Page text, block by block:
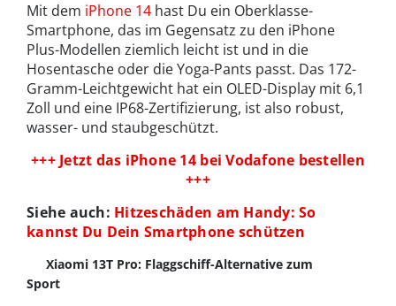
Mit dem iPhone 14 hast Du ein Oberklasse-
Smartphone, das im Gegensatz zu den iPhone
Plus-Modellen ziemlich leicht ist und in die
Hosentasche oder die Yoga-Pants passt. Das 172-
Gramm-Leichtgewicht hat ein OLED-Display mit 6,1
Zoll und eine IP68-Zertifizierung, ist also robust,
wasser- und staubgeschützt.
+++ Jetzt das iPhone 14 bei Vodafone bestellen
+++
Siehe auch: Hitzeschäden am Handy: So
kannst Du Dein Smartphone schützen
Xiaomi 13T Pro: Flaggschiff-Alternative zum
Sport